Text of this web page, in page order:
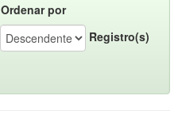
Ordenar por
Registro(s)